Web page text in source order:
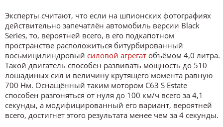
Эксперты считают, что если на шпионских фотографиях
действительно запечатлён автомобиль версии Black
Series, то, вероятней всего, в его подкапотном
пространстве расположиться битурбированный
восьмицилиндровый силовой агрегат объёмом 4,0 литра.
Такой двигатель способен развивать мощность до 510
лошадиных сил и величину крутящего момента равную
700 Нм. Оснащённый таким мотором C63 S Estate
способен разгоняться от нуля до 100 км/ч всего за 4,1
секунды, а модифицированный его вариант, вероятней
всего, достигнет этого результата менее чем за 4 секунды.